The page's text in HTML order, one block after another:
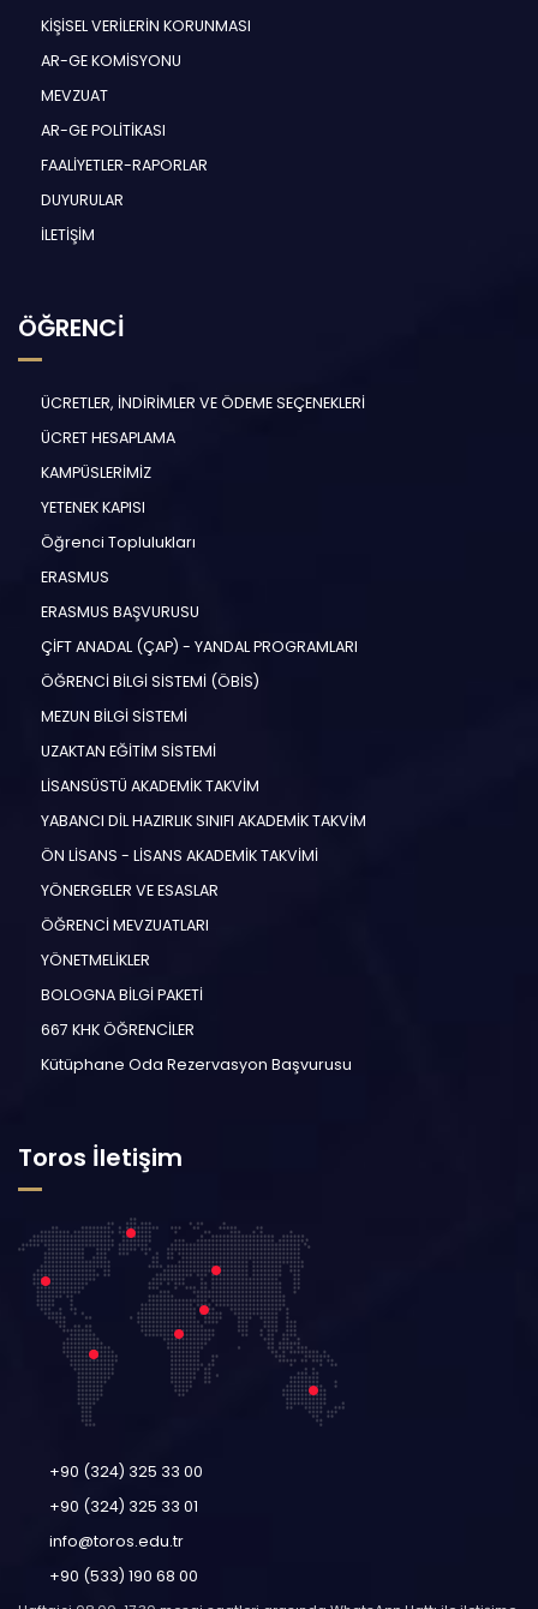
KİŞİSEL VERİLERİN KORUNMASI
AR-GE KOMİSYONU
MEVZUAT
AR-GE POLİTİKASI
FAALİYETLER-RAPORLAR
DUYURULAR
İLETİŞİM
ÖĞRENCİ
ÜCRETLER, İNDİRİMLER VE ÖDEME SEÇENEKLERİ
ÜCRET HESAPLAMA
KAMPÜSLERİMİZ
YETENEK KAPISI
Öğrenci Toplulukları
ERASMUS
ERASMUS BAŞVURUSU
ÇİFT ANADAL (ÇAP) - YANDAL PROGRAMLARI
ÖĞRENCİ BİLGİ SİSTEMİ (ÖBİS)
MEZUN BİLGİ SİSTEMİ
UZAKTAN EĞİTİM SİSTEMİ
LİSANSÜSTÜ AKADEMİK TAKVİM
YABANCI DİL HAZIRLIK SINIFI AKADEMİK TAKVİM
ÖN LİSANS - LİSANS AKADEMİK TAKVİMİ
YÖNERGELER VE ESASLAR
ÖĞRENCİ MEVZUATLARI
YÖNETMELİKLER
BOLOGNA BİLGİ PAKETİ
667 KHK ÖĞRENCİLER
Kütüphane Oda Rezervasyon Başvurusu
Toros İletişim
+90 (324) 325 33 00
+90 (324) 325 33 01
info@toros.edu.tr
+90 (533) 190 68 00